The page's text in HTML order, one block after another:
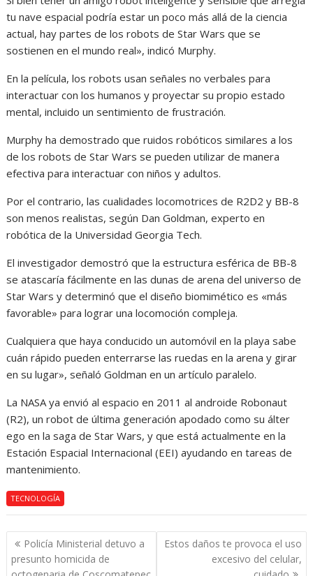
tu nave espacial podría estar un poco más allá de la ciencia
actual, hay partes de los robots de Star Wars que se
sostienen en el mundo real», indicó Murphy.
En la película, los robots usan señales no verbales para
interactuar con los humanos y proyectar su propio estado
mental, incluido un sentimiento de frustración.
Murphy ha demostrado que ruidos robóticos similares a los
de los robots de Star Wars se pueden utilizar de manera
efectiva para interactuar con niños y adultos.
Por el contrario, las cualidades locomotrices de R2D2 y BB-8
son menos realistas, según Dan Goldman, experto en
robótica de la Universidad Georgia Tech.
El investigador demostró que la estructura esférica de BB-8
se atascaría fácilmente en las dunas de arena del universo de
Star Wars y determinó que el diseño biomimético es «más
favorable» para lograr una locomoción compleja.
Cualquiera que haya conducido un automóvil en la playa sabe
cuán rápido pueden enterrarse las ruedas en la arena y girar
en su lugar», señaló Goldman en un artículo paralelo.
La NASA ya envió al espacio en 2011 al androide Robonaut
(R2), un robot de última generación apodado como su álter
ego en la saga de Star Wars, y que está actualmente en la
Estación Espacial Internacional (EEI) ayudando en tareas de
mantenimiento.
TECNOLOGÍA
Navegación
de
Policía Ministerial detuvo a
presunto homicida de
Estos daños te provoca el uso
excesivo del celular,